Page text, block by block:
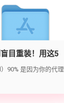
目重装！用这5
90% 是因为你的代理